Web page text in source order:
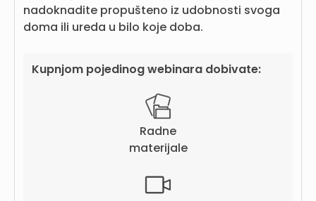
nadoknadite propušteno iz udobnosti svoga
doma ili ureda u bilo koje doba.
Kupnjom pojedinog webinara dobivate:
Radne
materijale